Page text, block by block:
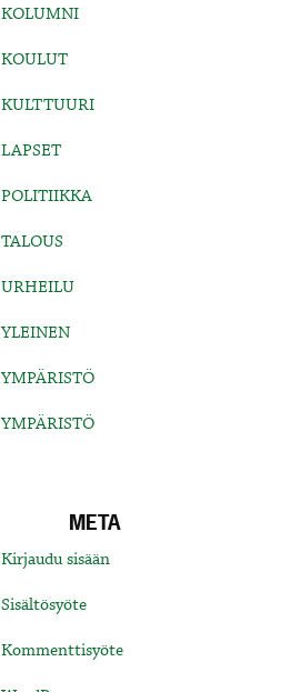
KOLUMNI
KOULUT
KULTTUURI
LAPSET
POLITIIKKA
TALOUS
URHEILU
YLEINEN
YMPÄRISTÖ
YMPÄRISTÖ
META
Kirjaudu sisään
Sisältösyöte
Kommenttisyöte